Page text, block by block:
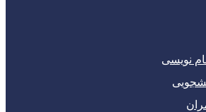
نویسی